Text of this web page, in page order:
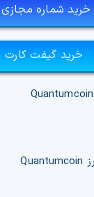
خرید شماره مجازی
خرید گیفت کارت
Quantumcoin
Quantumcoin